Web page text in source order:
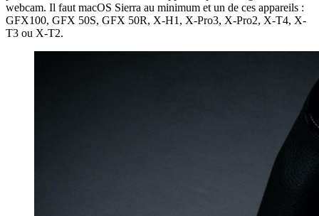
webcam. Il faut macOS Sierra au minimum et un de ces appareils :
GFX100, GFX 50S, GFX 50R, X-H1, X-Pro3, X-Pro2, X-T4, X-
T3 ou X-T2.